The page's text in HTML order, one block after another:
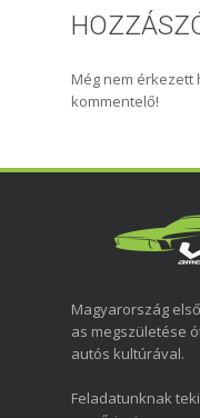
Még nem érkezett
kommentelő!
Magyarország
as megszületése
autós kultúrával.
Feladatunknak